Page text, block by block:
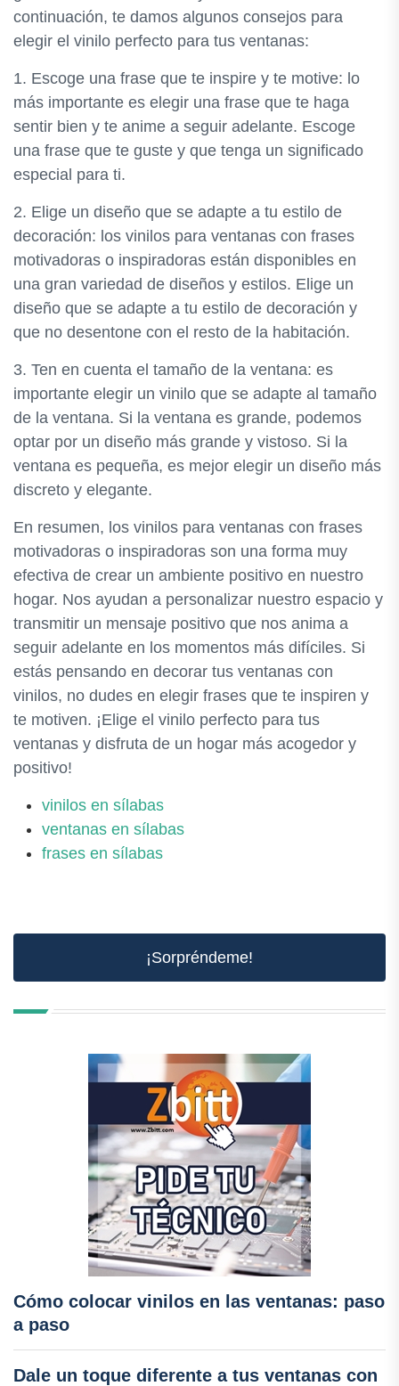
continuación, te damos algunos consejos para
elegir el vinilo perfecto para tus ventanas:
1. Escoge una frase que te inspire y te motive: lo
más importante es elegir una frase que te haga
sentir bien y te anime a seguir adelante. Escoge
una frase que te guste y que tenga un significado
especial para ti.
2. Elige un diseño que se adapte a tu estilo de
decoración: los vinilos para ventanas con frases
motivadoras o inspiradoras están disponibles en
una gran variedad de diseños y estilos. Elige un
diseño que se adapte a tu estilo de decoración y
que no desentone con el resto de la habitación.
3. Ten en cuenta el tamaño de la ventana: es
importante elegir un vinilo que se adapte al tamaño
de la ventana. Si la ventana es grande, podemos
optar por un diseño más grande y vistoso. Si la
ventana es pequeña, es mejor elegir un diseño más
discreto y elegante.
En resumen, los vinilos para ventanas con frases
motivadoras o inspiradoras son una forma muy
efectiva de crear un ambiente positivo en nuestro
hogar. Nos ayudan a personalizar nuestro espacio y
transmitir un mensaje positivo que nos anima a
seguir adelante en los momentos más difíciles. Si
estás pensando en decorar tus ventanas con
vinilos, no dudes en elegir frases que te inspiren y
te motiven. ¡Elige el vinilo perfecto para tus
ventanas y disfruta de un hogar más acogedor y
positivo!
vinilos en sílabas
ventanas en sílabas
frases en sílabas
¡Sorpréndeme!
Cómo colocar vinilos en las ventanas: paso
a paso
Dale un toque diferente a tus ventanas con